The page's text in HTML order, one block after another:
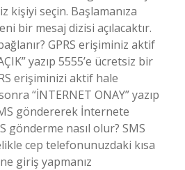
kişiyi seçin. Başlamanıza
bir mesaj dizisi açılacaktır.
GPRS erişiminiz aktif
yazıp 5555’e ücretsiz bir
erişiminizi aktif hale
“İNTERNET ONAY” yazıp
göndererek İnternete
gönderme nasıl olur? SMS
cep telefonunuzdaki kısa
giriş yapmanız